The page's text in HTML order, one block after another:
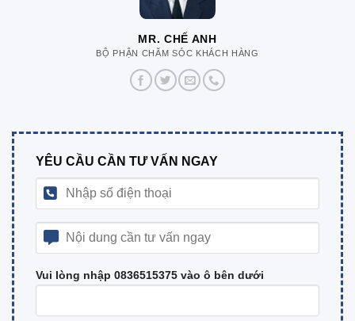
MR. CHẾ ANH
BỘ PHẬN CHĂM SÓC KHÁCH HÀNG
YÊU CẦU CẦN TƯ VẤN NGAY
Vui lòng nhập 0836515375 vào ô bên dưới